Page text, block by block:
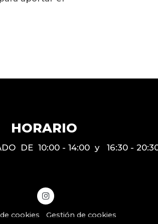
HORARIO
DE 10:00 - 14:00 y 16:30 -
cookies Gestión de cookies